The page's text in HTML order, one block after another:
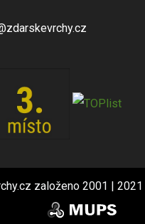
založeno 2001 |